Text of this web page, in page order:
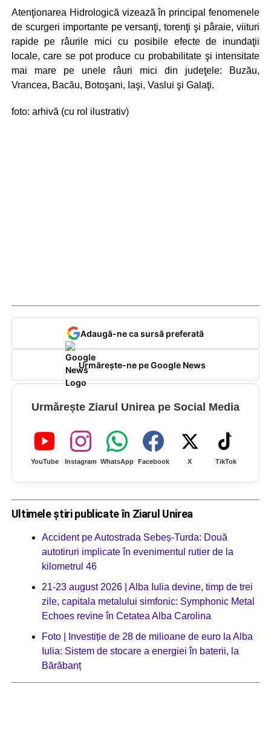
Atenţionarea Hidrologică vizează în principal fenomenele
de scurgeri importante pe versanţi, torenţi şi pâraie, viituri
rapide pe râurile mici cu posibile efecte de inundaţii
locale, care se pot produce cu probabilitate şi intensitate
mai mare pe unele râuri mici din judeţele: Buzău,
Vrancea, Bacău, Botoşani, Iaşi, Vaslui şi Galaţi.
foto: arhivă (cu rol ilustrativ)
Adaugă-ne ca sursă preferată
Urmărește-ne pe Google News
Urmărește Ziarul Unirea pe Social Media
YouTube Instagram WhatsApp Facebook X TikTok
Ultimele știri publicate în Ziarul Unirea
Accident pe Autostrada Sebeș-Turda: Două
autotiruri implicate în evenimentul rutier de la
kilometrul 46
21-23 august 2026 | Alba Iulia devine, timp de trei
zile, capitala metalului simfonic: Symphonic Metal
Echoes revine în Cetatea Alba Carolina
Foto | Investiție de 28 de milioane de euro la Alba
Iulia: Sistem de stocare a energiei în baterii, la
Bărăbanț